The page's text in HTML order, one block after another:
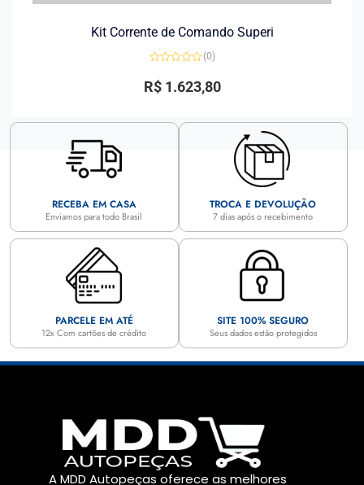
Kit Corrente de Comando Superi
0
de
(0)
R$1.623,80
RECEBA EM CASA
Enviamos para todo Brasil
TROCA E DEVOLUÇÃO
7 dias após o recebimento
PARCELE EM ATÉ
12x Com cartões de crédito
SITE 100% SEGURO
Seus dados estão protegidos
A MDD Autopeças oferece as melhores